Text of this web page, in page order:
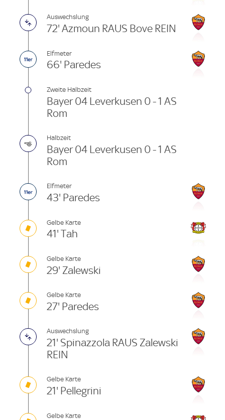
Auswechslung
72' Azmoun RAUS Bove REIN
Elfmeter
66' Paredes
Zweite Halbzeit
Bayer 04 Leverkusen 0 - 1 AS
Rom
Halbzeit
Bayer 04 Leverkusen 0 - 1 AS
Rom
Elfmeter
43' Paredes
Gelbe Karte
41' Tah
Gelbe Karte
29' Zalewski
Gelbe Karte
27' Paredes
Auswechslung
21' Spinazzola RAUS Zalewski
REIN
Gelbe Karte
21' Pellegrini
Gelbe Karte